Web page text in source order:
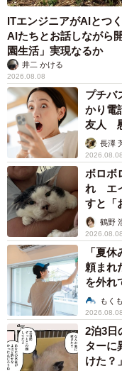
ITエンジニアがAIとつ
AIたちとお話しなが
園生活」実現なるか
井二 かける
2026.08.08
プチバ
かり電
友人
解説】
長澤
2026.08.08
ボロボ
れ エ
すと「
鶴野
2026.08.08
「夏
頼まれ
を外れ
説】もく
2026.08.08
2泊3日
ターに
けた？